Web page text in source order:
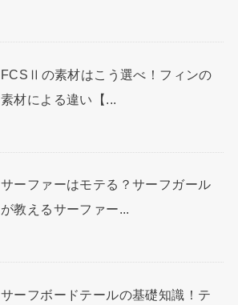
FCSⅡの素材はこう選べ！フィンの
素材による違い【...
サーファーはモテる？サーフガール
が教えるサーファー...
サーフボードテールの基礎知識！テ